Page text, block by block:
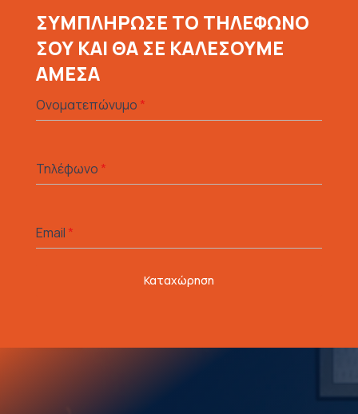
ΣΥΜΠΛΗΡΩΣΕ ΤΟ ΤΗΛΕΦΩΝΟ
ΣΟΥ ΚΑΙ ΘΑ ΣΕ ΚΑΛΕΣΟΥΜΕ
ΑΜΕΣΑ
Ονοματεπώνυμο *
Τηλέφωνο *
Email *
Καταχώρηση